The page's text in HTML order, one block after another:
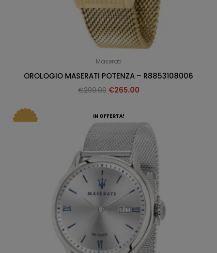
Maserati
OROLOGIO MASERATI POTENZA – R8853108006
€299.00 €265.00
IN OFFERTA!